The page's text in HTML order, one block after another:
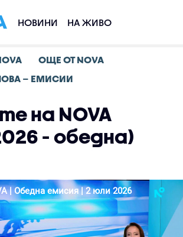
НОВИНИ НА ЖИВО
ОЩЕ ОТ NOVA
– ЕМИСИИ
на NOVA
- обедна)